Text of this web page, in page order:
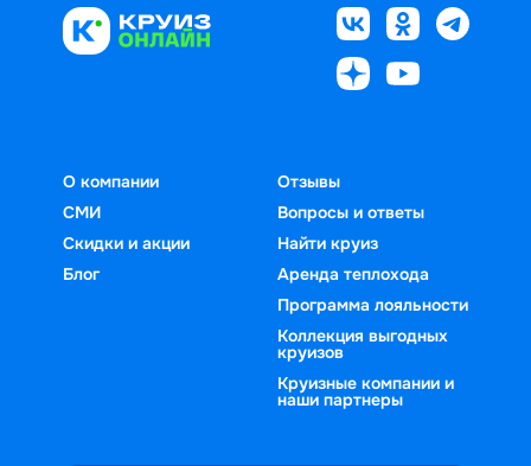
О компании
СМИ
Скидки и акции
Блог
Отзывы
Вопросы и ответы
Найти круиз
Аренда теплохода
Программа лояльности
Коллекция выгодных
круизов
Круизные компании и
наши партнеры